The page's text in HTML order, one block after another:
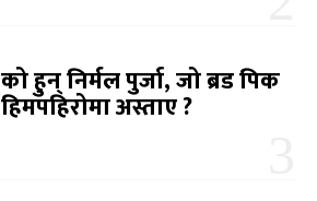
को हुन् निर्मल पुर्जा, जो ब्रड पिक
हिमपहिरोमा अस्ताए ?